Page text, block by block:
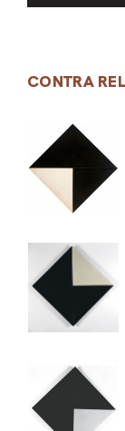
CONTRA